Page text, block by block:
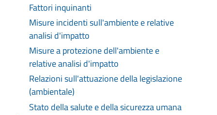
Fattori inquinanti
Misure incidenti sull'ambiente e relative
analisi d'impatto
Misure a protezione dell'ambiente e
relative analisi d'impatto
Relazioni sull'attuazione della legislazione
(ambientale)
Stato della salute e della sicurezza umana